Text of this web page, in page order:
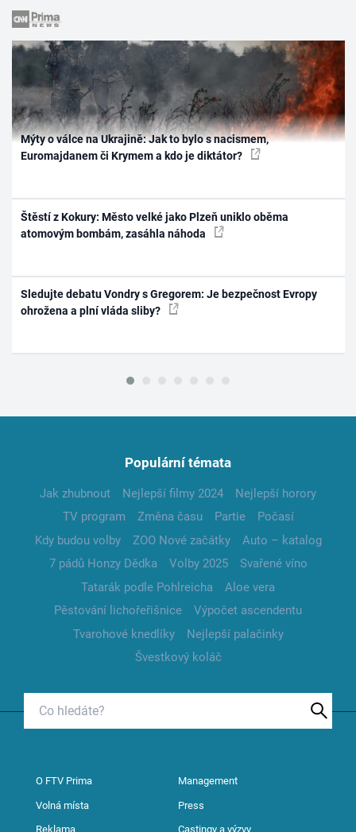
Mýty o válce na Ukrajině: Jak to bylo s nacismem,
Euromajdanem či Krymem a kdo je diktátor?
Štěstí z Kokury: Město velké jako Plzeň uniklo oběma
atomovým bombám, zasáhla náhoda
Sledujte debatu Vondry s Gregorem: Je bezpečnost Evropy
ohrožena a plní vláda sliby?
Populární témata
Jak zhubnout Nejlepší filmy 2024
Nejlepší horory
TV program
Změna času Partie
Počasí
Kdy budou volby
ZOO Nové začátky
Auto – katalog
7 pádů Honzy Dědka
Volby 2025
Svařené víno
Tatarák podle Pohlreicha
Aloe vera
Pěstování lichořeřišnice
Výpočet ascendentu
Tvarohové knedlíky
Nejlepší palačinky
Švestkový koláč
O FTV Prima Management
Volná místa Press
Reklama Castingy a výzvy